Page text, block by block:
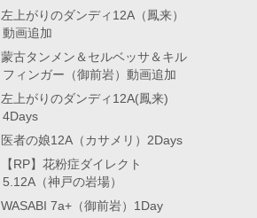
左上がりのダンディ12A（鳳来）
動画追加
蒙古タンメン＆セルベッサ＆キル
フィンガー（御前岩）動画追加
左上がりのダンディ12A(鳳来)
4Days
医者の娘12A（カサメリ）2Days
【RP】花粉症ダイレクト
5.12A（神戸の岩場）
WASABI 7a+（御前岩）1Day